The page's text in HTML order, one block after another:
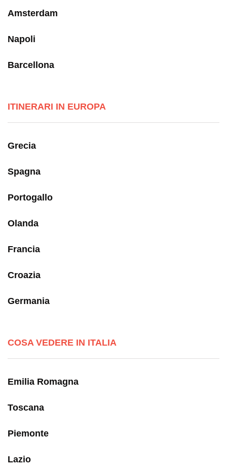
Amsterdam
Napoli
Barcellona
ITINERARI IN EUROPA
Grecia
Spagna
Portogallo
Olanda
Francia
Croazia
Germania
COSA VEDERE IN ITALIA
Emilia Romagna
Toscana
Piemonte
Lazio